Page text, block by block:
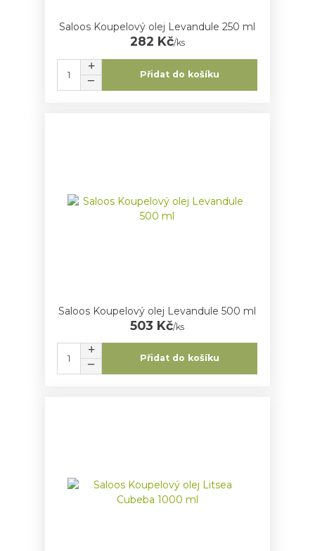
Saloos Koupelový olej Levandule 250 ml
282 Kč/ks
Přidat do košíku
Saloos Koupelový olej Levandule 500 ml
503 Kč/ks
Přidat do košíku